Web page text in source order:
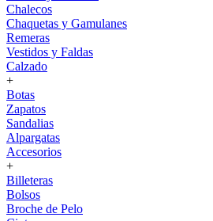
Chalecos
Chaquetas y Gamulanes
Remeras
Vestidos y Faldas
Calzado
+
Botas
Zapatos
Sandalias
Alpargatas
Accesorios
+
Billeteras
Bolsos
Broche de Pelo